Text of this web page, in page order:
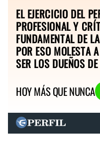
EL EJERCICIO DEL
PROFESIONAL Y
FUNDAMENTAL DE
POR ESO MOLESTA
SER LOS DUEÑOS
HOY MÁS QUE NUNCA